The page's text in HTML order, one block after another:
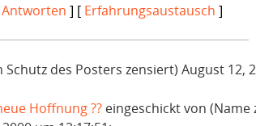
Antworten ] [ Erfahrungsaustausch ]
des Posters zensiert) August 12,
Hoffnung ?? eingeschickt von (Name